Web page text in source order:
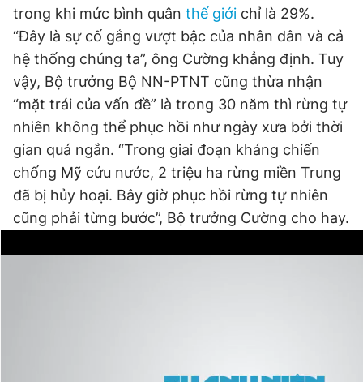
trong khi mức bình quân thế giới chỉ là 29%.
“Đây là sự cố gắng vượt bậc của nhân dân và cả
hệ thống chúng ta”, ông Cường khẳng định. Tuy
vậy, Bộ trưởng Bộ NN-PTNT cũng thừa nhận
“mặt trái của vấn đề” là trong 30 năm thì rừng tự
nhiên không thể phục hồi như ngày xưa bởi thời
gian quá ngắn. “Trong giai đoạn kháng chiến
chống Mỹ cứu nước, 2 triệu ha rừng miền Trung
đã bị hủy hoại. Bây giờ phục hồi rừng tự nhiên
cũng phải từng bước”, Bộ trưởng Cường cho hay.